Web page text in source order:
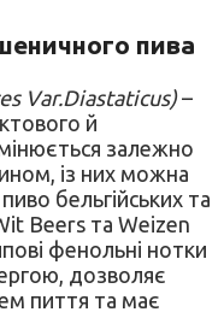
пива
Var.Diastaticus)–
й
залежно
із них можна
бельгійських та
Beers та Weizen
фенольні нотки
дозволяє
пиття та має